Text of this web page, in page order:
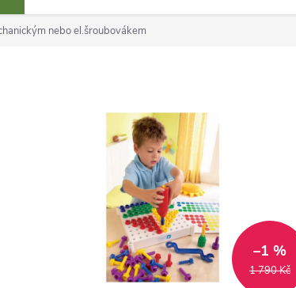
nebo el.šroubovákem
1 790 Kč
–1 %